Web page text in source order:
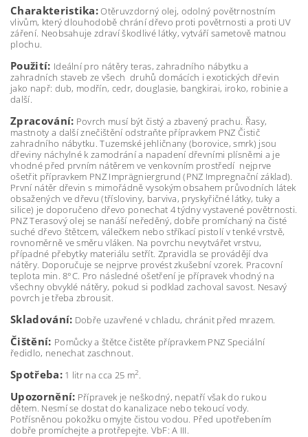
Charakteristika:Otěruvzdorný olej, odolný povětrnostním
vlivům, který dlouhodobě chrání dřevo proti povětrnosti a proti UV
záření. Neobsahuje zdraví škodlivé látky, vytváří sametově matnou
plochu.
Použití: Ideální pro nátěry teras, zahradního nábytku a
zahradních staveb ze všech druhů domácích i exotických dřevin
jako např: dub, modřín, cedr, douglasie, bangkirai, iroko, robinie a
další.
Zpracování: Povrch musí být čistý a zbavený prachu. Řasy,
mastnoty a další znečištění odstraňte přípravkem PNZ Čistič
zahradního nábytku. Tuzemské jehličnany (borovice, smrk) jsou
dřeviny náchylné k zamodrání a napadení dřevními plísněmi a je
vhodné před prvním nátěrem ve venkovním prostředí nejprve
ošetřit přípravkem PNZ Imprägniergrund (PNZ Impregnační základ).
První nátěr dřevin s mimořádně vysokým obsahem průvodních látek
obsažených ve dřevu (třísloviny, barviva, pryskyřičné látky, tuky a
silice) je doporučeno dřevo ponechat 4 týdny vystavené povětrnosti.
PNZ Terasový olej se nanáší neředěný, dobře promíchaný na čisté
suché dřevo štětcem, válečkem nebo stříkací pistolí v tenké vrstvě,
rovnoměrně ve směru vláken. Na povrchu nevytvářet vrstvu,
případné přebytky materiálu setřít. Zpravidla se provádějí dva
nátěry. Doporučuje se nejprve provést zkušební vzorek. Pracovní
teplota min. 8°C. Pro následné ošetření je přípravek vhodný na
všechny obvyklé nátěry, pokud si podklad zachoval savost. Nesavý
povrch je třeba zbrousit.
Skladování: Dobře uzavřené v chladu, chránit před mrazem.
Čištění: Pomůcky a štětce čistěte přípravkem PNZ Speciální
ředidlo, nenechat zaschnout.
Spotřeba:1 litr na cca 25 m2.
Upozornění: Přípravek je neškodný, nepatří však do rukou
dětem. Nesmí se dostat do kanalizace nebo tekoucí vody.
Potřísněnou pokožku omyjte čistou vodou. Před upotřebením
dobře promíchejte a protřepejte. VbF: A III.